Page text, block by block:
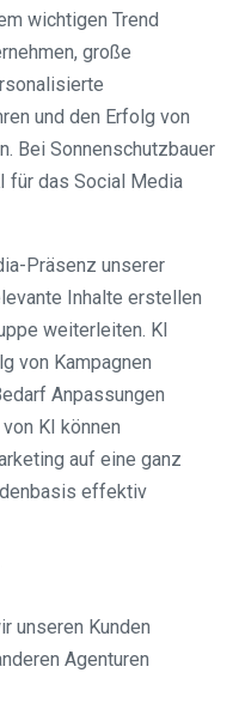
wichtigen Trend
große
und den Erfolg von
Bei Sonnenschutzbauer
für das Social Media
Präsenz unserer
Inhalte erstellen
weiterleiten. KI
von Kampagnen
Anpassungen
KI können
auf eine ganz
effektiv
unseren Kunden
Agenturen